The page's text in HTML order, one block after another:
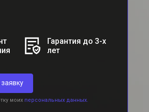
Гарантия до 3-х
лет
моих персональных данных.